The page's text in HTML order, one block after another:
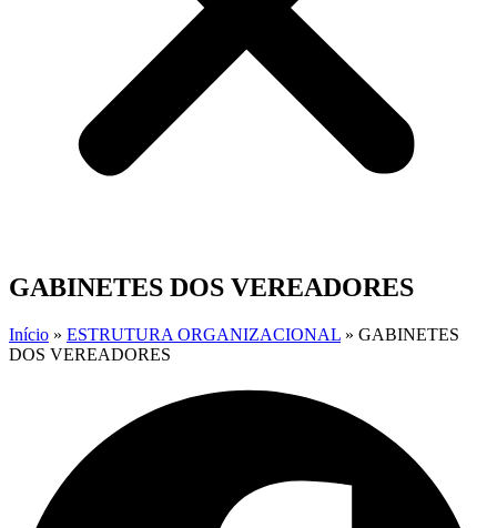
GABINETES DOS VEREADORES
Início » ESTRUTURA ORGANIZACIONAL » GABINETES
DOS VEREADORES